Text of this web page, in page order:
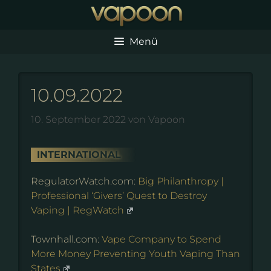
Menü
10.09.2022
10. September 2022 von Vapoon
INTERNATIONAL
RegulatorWatch.com: Big Philanthropy |
Professional ‘Givers’ Quest to Destroy
Vaping | RegWatch
Townhall.com: Vape Company to Spend
More Money Preventing Youth Vaping Than
States